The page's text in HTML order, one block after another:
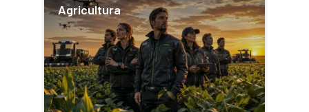
Agricultura